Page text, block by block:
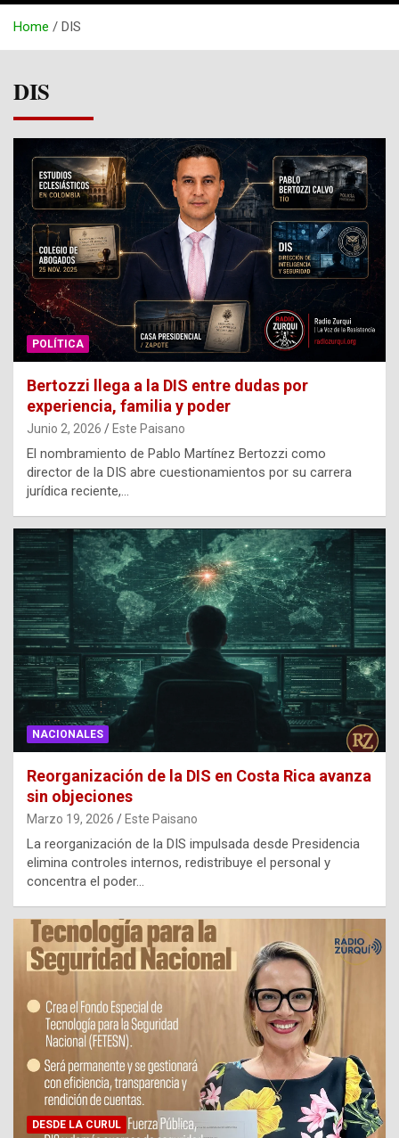
Home DIS
DIS
POLÍTICA
Bertozzi llega a la DIS entre dudas por
experiencia, familia y poder
Junio 2, 2026 Este Paisano
El nombramiento de Pablo Martínez Bertozzi como
director de la DIS abre cuestionamientos por su carrera
jurídica reciente,…
NACIONALES
Reorganización de la DIS en Costa Rica avanza
sin objeciones
Marzo 19, 2026 Este Paisano
La reorganización de la DIS impulsada desde Presidencia
elimina controles internos, redistribuye el personal y
concentra el poder…
DESDE LA CURUL